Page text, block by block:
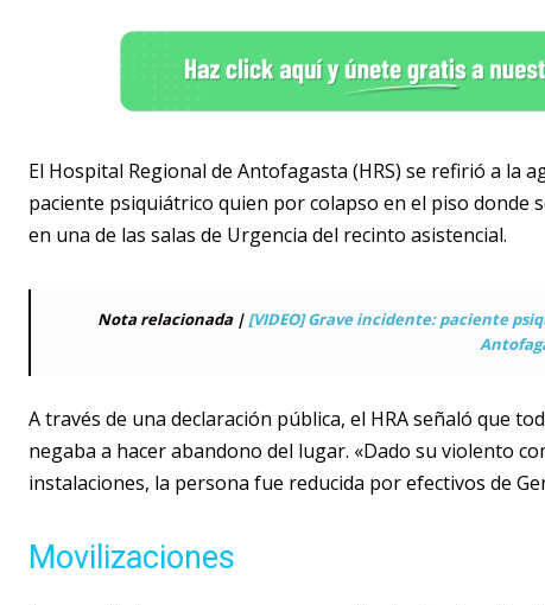
El Hospital Regional de Antofagasta (HRS) se refirió a
paciente psiquiátrico quien por colapso en el piso
en una de las salas de Urgencia del recinto asistencial.
Nota relacionada | [VIDEO] Grave incidente: paciente
A través de una declaración pública, el HRA señaló que
negaba a hacer abandono del lugar. «Dado su violento
instalaciones, la persona fue reducida por efectivos de
Movilizaciones